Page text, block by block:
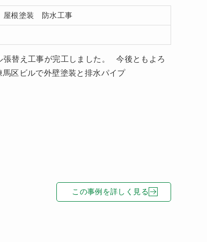
根塗装 防水工事
替え工事が完工しました。 今後ともよろ
ルで外壁塗装と排水パイプ
この事例を詳しく見る